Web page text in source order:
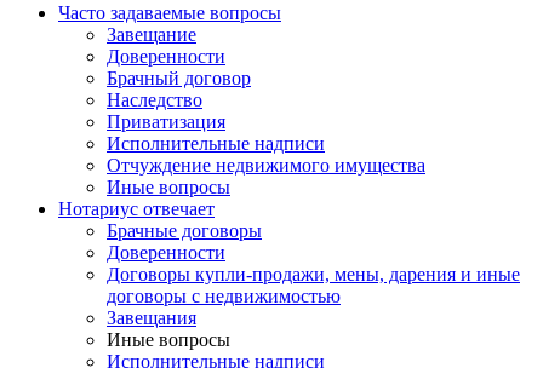
Часто задаваемые вопросы
Завещание
Доверенности
Брачный договор
Наследство
Приватизация
Исполнительные надписи
Отчуждение недвижимого имущества
Иные вопросы
Нотариус отвечает
Брачные договоры
Доверенности
Договоры купли-продажи, мены, дарения и иные
договоры с недвижимостью
Завещания
Иные вопросы
Исполнительные надписи